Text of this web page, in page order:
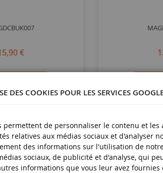
€
-14%
DES COOKIES POUR LES SERVICES
permettent de personnaliser le contenu et les
relatives aux médias sociaux et d'analyser
des informations sur l'utilisation de
sociaux, de publicité et d'analyse, qui
informations que vous leur avez